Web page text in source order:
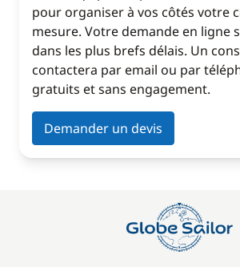
pour organiser à vos côtés votre
mesure. Votre demande en ligne
dans les plus brefs délais. Un
contactera par email ou par
gratuits et sans engagement.
Demander un devis